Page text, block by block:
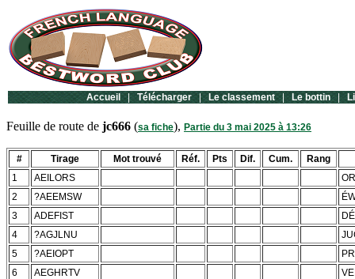
Accueil | Télécharger | Le classement | Le bottin |
Feuille de route de jc666 (sa fiche), Partie du 3 mai 2025 à 13:26
# Tirage Mot trouvé Réf. Pts Dif. Cum.
Rang
1
AEILORS
2
?AEEMSW
3
ADEFIST
4
?AGJLNU
5
?AEIOPT
6
AEGHRTV